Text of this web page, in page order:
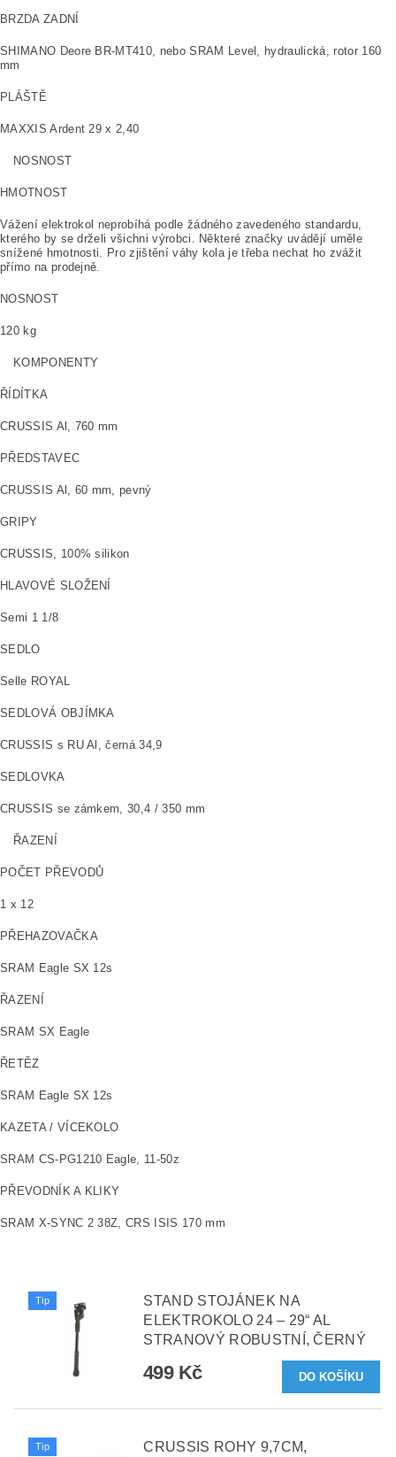
BRZDA ZADNÍ
SHIMANO Deore BR-MT410, nebo SRAM Level, hydraulická, rotor 160
mm
PLÁŠTĚ
MAXXIS Ardent 29 x 2,40
NOSNOST
HMOTNOST
Vážení elektrokol neprobíhá podle žádného zavedeného standardu,
kterého by se drželi všichni výrobci. Některé značky uvádějí uměle
snížené hmotnosti. Pro zjištění váhy kola je třeba nechat ho zvážit
přímo na prodejně.
NOSNOST
120 kg
KOMPONENTY
ŘÍDÍTKA
CRUSSIS Al, 760 mm
PŘEDSTAVEC
CRUSSIS Al, 60 mm, pevný
GRIPY
CRUSSIS, 100% silikon
HLAVOVÉ SLOŽENÍ
Semi 1 1/8
SEDLO
Selle ROYAL
SEDLOVÁ OBJÍMKA
CRUSSIS s RU Al, černá 34,9
SEDLOVKA
CRUSSIS se zámkem, 30,4 / 350 mm
ŘAZENÍ
POČET PŘEVODŮ
1 x 12
PŘEHAZOVAČKA
SRAM Eagle SX 12s
ŘAZENÍ
SRAM SX Eagle
ŘETĚZ
SRAM Eagle SX 12s
KAZETA / VÍCEKOLO
SRAM CS-PG1210 Eagle, 11-50z
PŘEVODNÍK A KLIKY
SRAM X-SYNC 2 38Z, CRS ISIS 170 mm
Tip
STAND STOJÁNEK NA
ELEKTROKOLO 24 – 29“ AL
STRANOVÝ ROBUSTNÍ, ČERNÝ
499 Kč
Tip
CRUSSIS ROHY 9,7CM,